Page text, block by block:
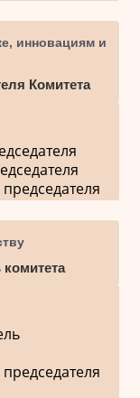
инновациям и
Комитета